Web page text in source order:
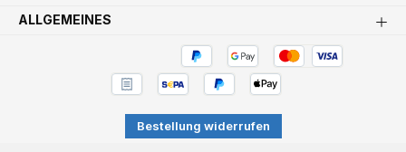
ALLGEMEINES
Bestellung widerrufen